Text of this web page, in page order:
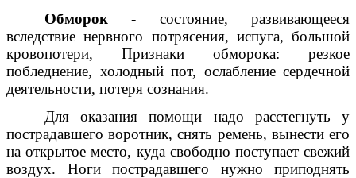
Обморок- состояние, развивающееся
вследствие нервного потрясения, испуга, большой
кровопотери, Признаки обморока: резкое
побледнение, холодный пот, ослабление сердечной
деятельности, потеря сознания.
Для оказания помощи надо расстегнуть у
пострадавшего воротник, снять ремень, вынести его
на открытое место, куда свободно поступает свежий
воздух. Ноги пострадавшего нужно приподнять